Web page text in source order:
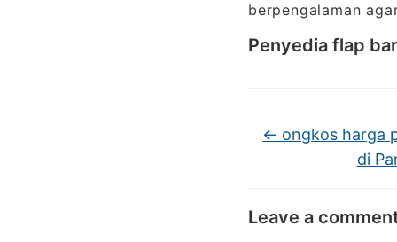
berpengalaman
Penyedia flap
← ongkos harga
di
Leave a